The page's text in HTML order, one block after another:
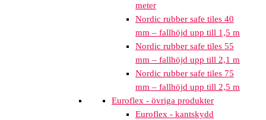
meter
Nordic rubber safe tiles 40
mm – fallhöjd upp till 1,5 m
Nordic rubber safe tiles 55
mm – fallhöjd upp till 2,1 m
Nordic rubber safe tiles 75
mm – fallhöjd upp till 2,5 m
Euroflex - övriga produkter
Euroflex - kantskydd